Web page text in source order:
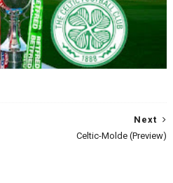
Next
Celtic-Molde (Preview)